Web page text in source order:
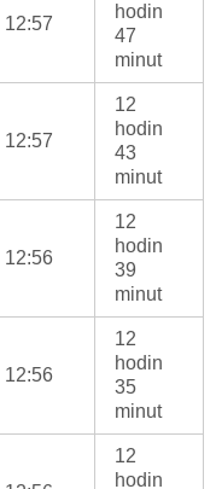
12:57
hodin
47
minut
12:57
12
hodin
43
minut
12:56
12
hodin
39
minut
12:56
12
hodin
35
minut
12
hodin